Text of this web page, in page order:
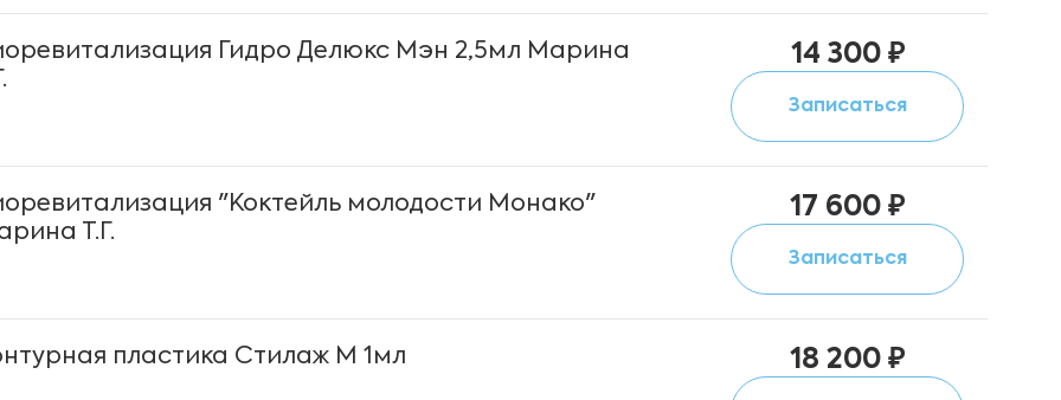
Гидро Делюкс Мэн 2,5мл Марина
14 300 ₽
Записаться
"Коктейль молодости Монако"
Т.Г.
17 600 ₽
Записаться
пластика Стилаж М 1мл 18 200 ₽